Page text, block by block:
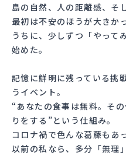
島の自然、人の距離感、そ
最初は不安のほうが大きか
うちに、少しずつ「やって
始めた。
記憶に鮮明に残っている挑
うイベント。
“あなたの食事は無料。そ
りをする”という仕組み。
コロナ禍で色んな葛藤もあ
以前の私なら、多分「無理